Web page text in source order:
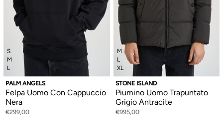
S
M
L
PALM ANGELS
Felpa Uomo Con Cappuccio
Nera
€299,00
M
L
XL
STONE ISLAND
Piumino Uomo Trapuntato
Grigio Antracite
€995,00